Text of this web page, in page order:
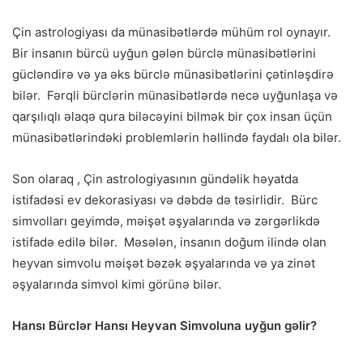
Çin astrologiyası da münasibətlərdə mühüm rol oynayır.
Bir insanın bürcü uyğun gələn bürclə münasibətlərini
gücləndirə və ya əks bürclə münasibətlərini çətinləşdirə
bilər. Fərqli bürclərin münasibətlərdə necə uyğunlaşa və
qarşılıqlı əlaqə qura biləcəyini bilmək bir çox insan üçün
münasibətlərindəki problemlərin həllində faydalı ola bilər.
Son olaraq , Çin astrologiyasının gündəlik həyatda
istifadəsi ev dekorasiyası və dəbdə də təsirlidir. Bürc
simvolları geyimdə, məişət əşyalarında və zərgərlikdə
istifadə edilə bilər. Məsələn, insanın doğum ilində olan
heyvan simvolu məişət bəzək əşyalarında və ya zinət
əşyalarında simvol kimi görünə bilər.
Hansı Bürclər Hansı Heyvan Simvoluna uyğun gəlir?